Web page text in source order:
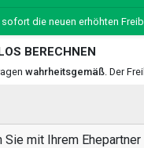
die neuen erhöhten
BERECHNEN
wahrheitsgemäß . Der
Sie mit Ihrem Ehepartner